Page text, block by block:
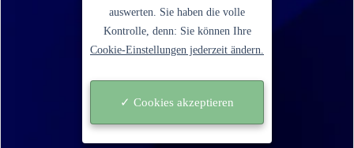
Ein Schritt zurück gehen
auswerten. Sie haben die volle
Kontrolle, denn: Sie können Ihre
Cookie-Einstellungen jederzeit ändern.
✓ Cookies akzeptieren